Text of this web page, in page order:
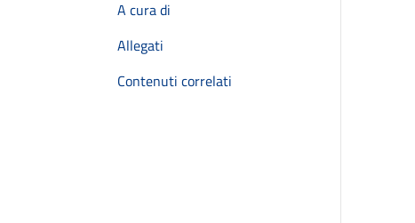
A cura di
Allegati
Contenuti correlati